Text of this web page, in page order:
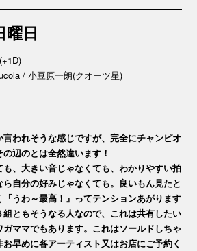
曜日
/ 小豆原一朗(クオーツ星)
われそうな感じですが、完全にチャンピオ
辺のとは全然違います！
、大きい音じゃなくても、わかりやすい拍
自分の好みじゃなくても。良いもん見たと
うわ～最高！』ってテンションあがります
ともそうなる人なので、これは共有したい
ガママでもあります。これはソールドしちゃ
早めに各アーティスト又はお店にご予約く